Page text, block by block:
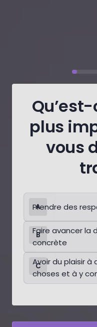
plus
vous
Auswählen
Pflichtfeld.
A
Prendre des
B
Faire avancer la
concrète
C
Avoir du plaisir à
choses et à y